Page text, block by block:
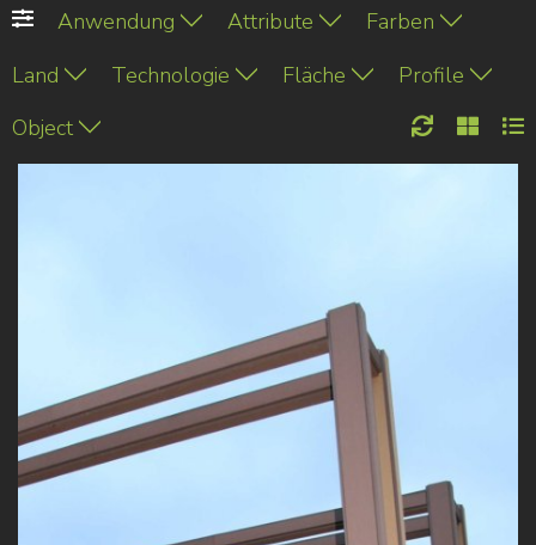
Anwendung
Attribute
Farben
Land
Technologie Fläche
Profile
Object